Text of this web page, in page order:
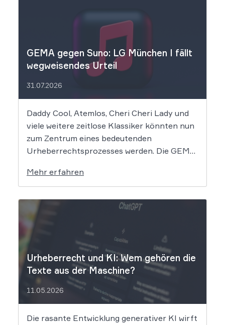
GEMA gegen Suno: LG München I fällt
wegweisendes Urteil
31.07.2026
Daddy Cool, Atemlos, Cheri Cheri Lady und
viele weitere zeitlose Klassiker könnten nun
zum Zentrum eines bedeutenden
Urheberrechtsprozesses werden. Die GEMA
will die Rechte ihrer Mitglieder verteidigen.
Dem Unternehmen hinter der populären KI-
Musik-App werden massive
Urheberrechtsverletzungen vorgeworfen.
[…]
Mehr erfahren
Urheberrecht und KI: Wem gehören die
Texte aus der Maschine?
11.05.2026
Die rasante Entwicklung generativer KI wirft